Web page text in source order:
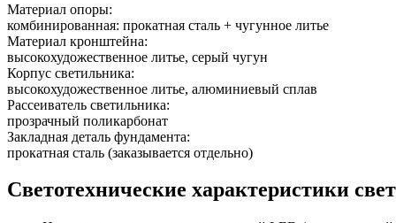
Материал опоры:
комбинированная: прокатная сталь + чугунное литье
Материал кронштейна:
высокохудожественное литье, серый чугун
Корпус светильника:
высокохудожественное литье, алюминиевый сплав
Рассеиватель светильника:
прозрачный поликарбонат
Закладная деталь фундамента:
прокатная сталь (заказывается отдельно)
Светотехнические характеристики